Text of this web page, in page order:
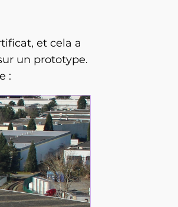
et cela a
un prototype.
: